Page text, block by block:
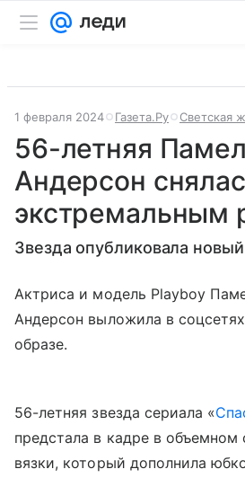
1 февраля 2024 Газета.Ру Светская
56-летняя
Андерсон
экстремальным
Звезда опубликовала
Актриса и модель Playboy
Андерсон выложила в
образе.
56-летняя звезда сериала «
предстала в кадре в объемном
вязки, который дополнила